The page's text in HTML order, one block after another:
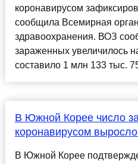
коронавирусом
сообщила Всемирная
здравоохранения. ВОЗ
зараженных увеличилось
составило 1 млн 133 тыс.
В Южной Корее число
коронавирусом
В Южной Корее